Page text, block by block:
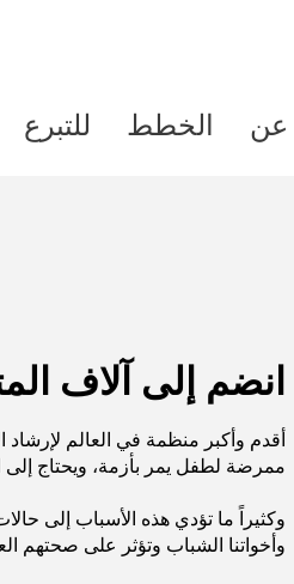
عن الخطط للتبرع
انضم إلى آلاف
أقدم وأكبر منظمة في العالم
ممرضة لطفل يمر بأزمة، ويحتاج إلى
وكثيراً ما تؤدي هذه الأسباب إلى
وأخواتنا الشباب وتؤثر على صحتهم